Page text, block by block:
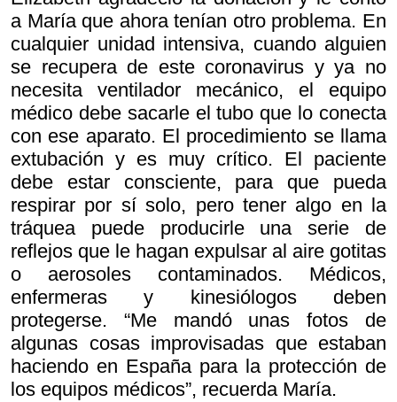
a María que ahora tenían otro problema. En
cualquier unidad intensiva, cuando alguien
se recupera de este coronavirus y ya no
necesita ventilador mecánico, el equipo
médico debe sacarle el tubo que lo conecta
con ese aparato. El procedimiento se llama
extubación y es muy crítico. El paciente
debe estar consciente, para que pueda
respirar por sí solo, pero tener algo en la
tráquea puede producirle una serie de
reflejos que le hagan expulsar al aire gotitas
o aerosoles contaminados. Médicos,
enfermeras y kinesiólogos deben
protegerse. “Me mandó unas fotos de
algunas cosas improvisadas que estaban
haciendo en España para la protección de
los equipos médicos”, recuerda María.